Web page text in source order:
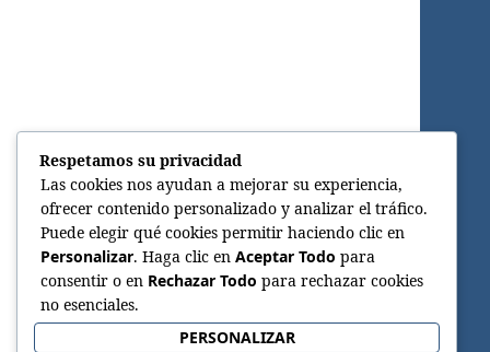
Respetamos su privacidad
Las cookies nos ayudan a mejorar su experiencia,
ofrecer contenido personalizado y analizar el tráfico.
Puede elegir qué cookies permitir haciendo clic en
Personalizar. Haga clic en Aceptar Todo para
consentir o en Rechazar Todo para rechazar cookies
no esenciales.
PERSONALIZAR